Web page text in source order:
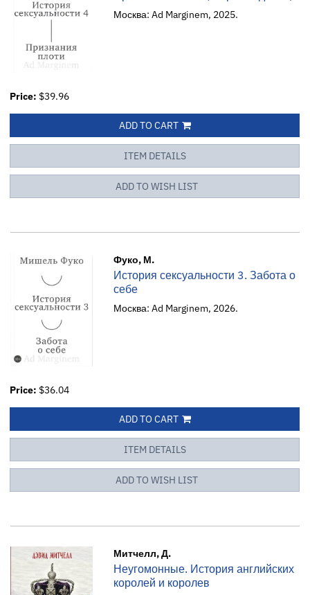
Москва: Ad Marginem, 2025.
Price: $39.96
ADD TO CART
ITEM DETAILS
ADD TO WISH LIST
Фуко, М.
История сексуальности 3. Забота о
себе
Москва: Ad Marginem, 2026.
Price: $36.04
ADD TO CART
ITEM DETAILS
ADD TO WISH LIST
Митчелл, Д.
Неугомонные. История английских
королей и королев